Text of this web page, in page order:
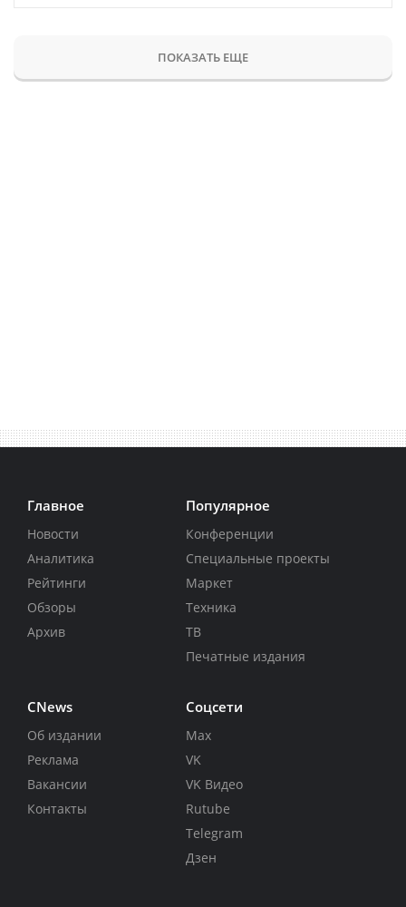
ПОКАЗАТЬ ЕЩЕ
Главное
Новости
Аналитика
Рейтинги
Обзоры
Архив
Популярное
Конференции
Специальные проекты
Маркет
Техника
ТВ
Печатные издания
CNews
Об издании
Реклама
Вакансии
Контакты
Соцсети
Max
VK
VK Видео
Rutube
Telegram
Дзен